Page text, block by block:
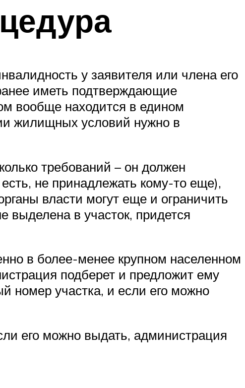
у заявителя или члена его
иметь подтверждающие
вообще находится в едином
жилищных условий нужно в
требований – он должен
не принадлежать кому-то еще),
власти могут еще и ограничить
выделена в участок, придется
в более-менее крупном населенном
подберет и предложит ему
номер участка, и если его можно
его можно выдать, администрация